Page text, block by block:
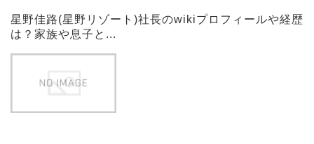
星野佳路(星野リゾート)社長のwikiプロフィールや経歴
は？家族や息子と...